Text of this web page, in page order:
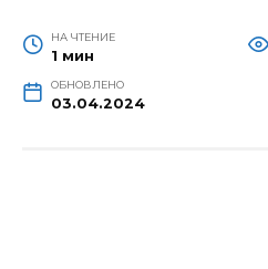
НА ЧТЕНИЕ
1 мин
ОБНОВЛЕНО
03.04.2024